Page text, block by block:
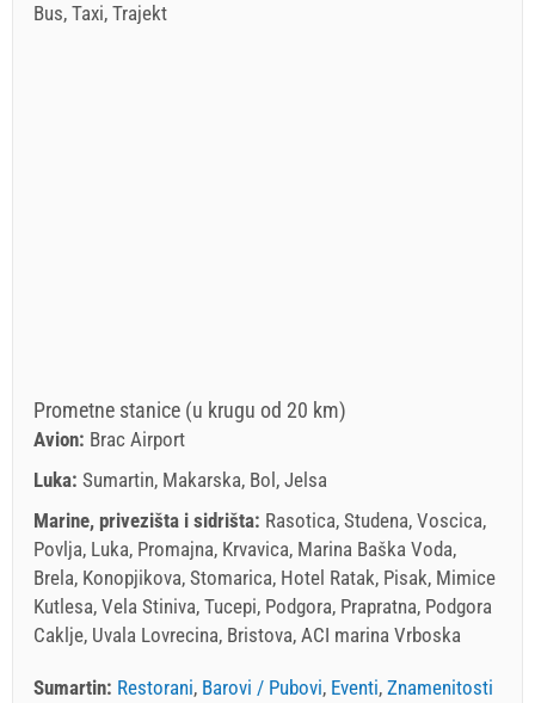
Bus, Taxi, Trajekt
Prometne stanice (u krugu od 20 km)
Avion: Brac Airport
Luka: Sumartin, Makarska, Bol, Jelsa
Marine, privezišta i sidrišta: Rasotica, Studena, Voscica,
Povlja, Luka, Promajna, Krvavica, Marina Baška Voda,
Brela, Konopjikova, Stomarica, Hotel Ratak, Pisak, Mimice
Kutlesa, Vela Stiniva, Tucepi, Podgora, Prapratna, Podgora
Caklje, Uvala Lovrecina, Bristova, ACI marina Vrboska
Sumartin: Restorani, Barovi / Pubovi, Eventi, Znamenitosti